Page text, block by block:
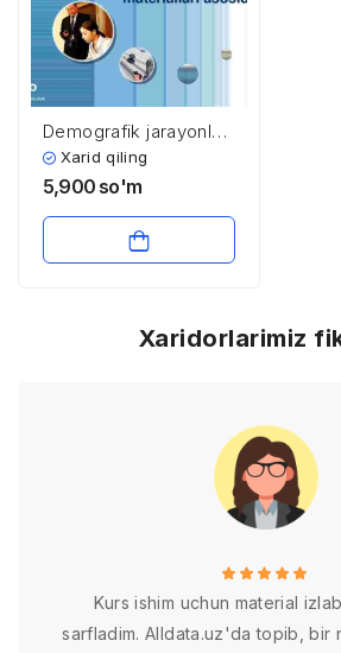
Demografik jarayonlar
va ijtimoiy – iqtisodiy
muammolar O`rta
materiallari asosida
Xarid qiling
5,900 so'm
Xaridorlarimiz
Kurs ishim uchun material
sarfladim. Alldata.uz'da topib, bir